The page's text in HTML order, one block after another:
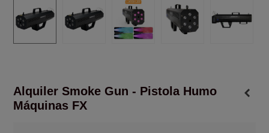
Alquiler Smoke Gun - Pistola Humo
Máquinas FX